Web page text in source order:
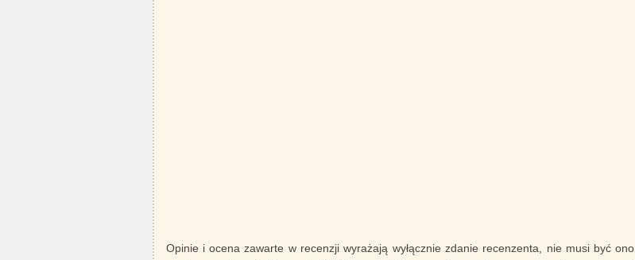
Opinie i ocena zawarte w recenzji wyrażają wyłącznie zdanie recenzenta, nie musi być ono